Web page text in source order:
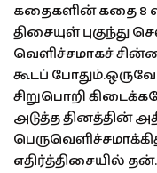
கதைகளின் கதை 8
திசையுள் புகுந்து
வெளிச்சமாகச்
கூடப்
சிறுபொறி
அடுத்த தினத்தின்
எதிர்த்திசையில்